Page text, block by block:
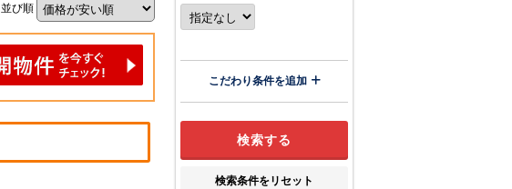
並び順
こだわり条件を追加
検索条件をリセット